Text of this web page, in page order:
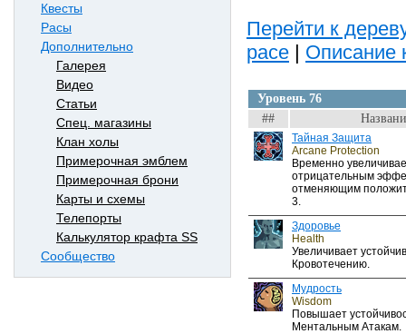
Квесты
Расы
Дополнительно
Галерея
Видео
Статьи
Спец. магазины
Клан холы
Примерочная эмблем
Примерочная брони
Карты и схемы
Телепорты
Калькулятор крафта SS
Сообщество
Перейти к
расе | Описание
Уровень 76
##
Тайная Защита
Arcane Protection
Временно
отрицательным
отменяющим
3.
Здоровье
Health
Увеличивает
Кровотечению.
Мудрость
Wisdom
Повышает
Ментальным Атакам.